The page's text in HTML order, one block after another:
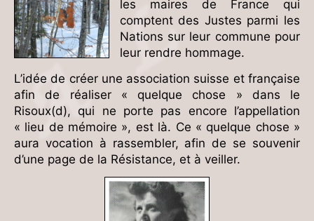
les maires de France qui
comptent des Justes parmi les
Nations sur leur commune pour
leur rendre hommage.
L’idée de créer une association suisse et française
afin de réaliser « quelque chose » dans le
Risoux(d), qui ne porte pas encore l’appellation
« lieu de mémoire », est là. Ce « quelque chose »
aura vocation à rassembler, afin de se souvenir
d’une page de la Résistance, et à veiller.